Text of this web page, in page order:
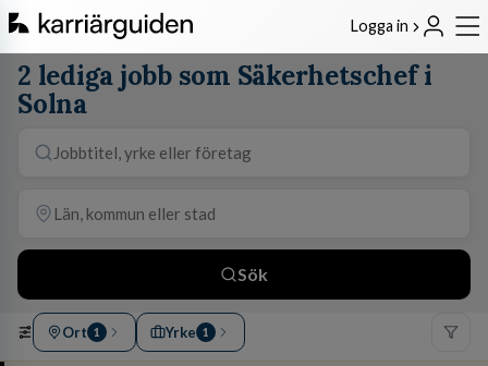
Logga in
2 lediga jobb som Säkerhetschef i
Solna
Sök
Ort 1 Yrke 1